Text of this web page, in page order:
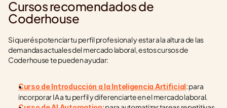
Cursos recomendados de
Coderhouse
Si querés potenciar tu perfil profesional y estar a la altura de las
demandas actuales del mercado laboral, estos cursos de
Coderhouse te pueden ayudar:
Curso de Introducción a la Inteligencia Artificial: para
incorporar IA a tu perfil y diferenciarte en el mercado laboral.